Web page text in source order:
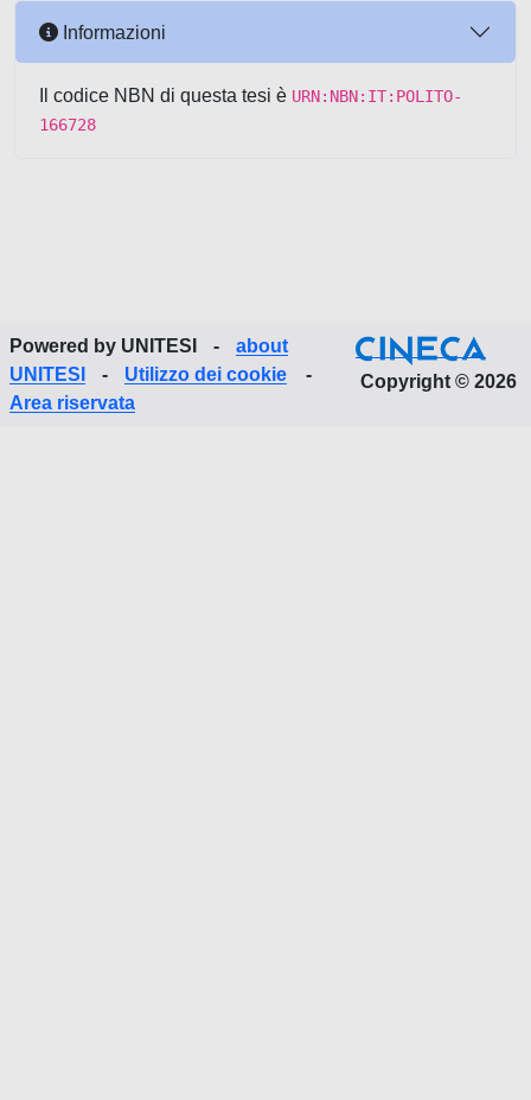
Informazioni
Il codice NBN di questa tesi è URN:NBN:IT:POLITO-
166728
Powered by UNITESI -
about
UNITESI
- Utilizzo dei cookie
-
Area riservata
Copyright © 2026